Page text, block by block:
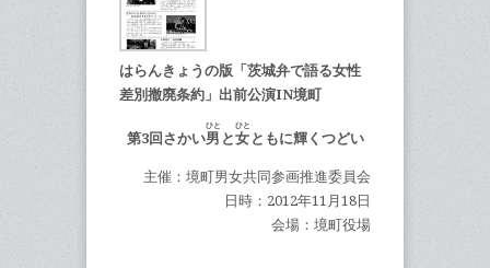
はらんきょうの版「茨城弁で語る女性
差別撤廃条約」出前公演IN境町
第3回さかい男
ひと
と女
ひと
ともに輝くつどい
主催：境町男女共同参画推進委員会
日時：2012年11月18日
会場：境町役場